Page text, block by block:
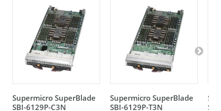
Supermicro SuperBlade
SBI-6129P-C3N
Supermicro SuperBlade
SBI-6129P-T3N